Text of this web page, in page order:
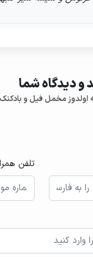
دیدگاه شما
اولدوز مخمل فیل و بادکنک
تلفن همراه